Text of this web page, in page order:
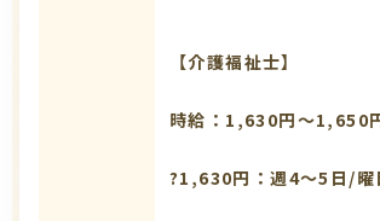
【介護福祉
時給：1,630円～1,650
?1,630円：週4～5日/曜